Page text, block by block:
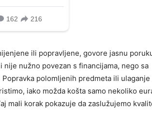
ili popravljene, govore jasnu
nije nužno povezan s financijama, nego sa
polomljenih predmeta ili ulaganje
iako možda košta samo nekoliko
mali korak pokazuje da zaslužujemo